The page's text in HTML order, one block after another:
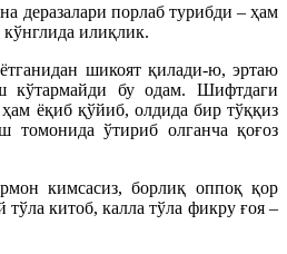
деразалари порлаб турибди – ҳам
илиқлик.
шикоят қилади-ю, эртаю
кўтармайди бу одам. Шифтдаги
ёқиб қўйиб, олдида бир тўққиз
томонида ўтириб олганча қоғоз
кимсасиз, борлиқ оппоқ қор
тўла китоб, калла тўла фикру ғоя –